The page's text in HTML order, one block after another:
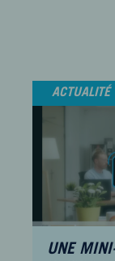
ACTUALITÉ
UNE